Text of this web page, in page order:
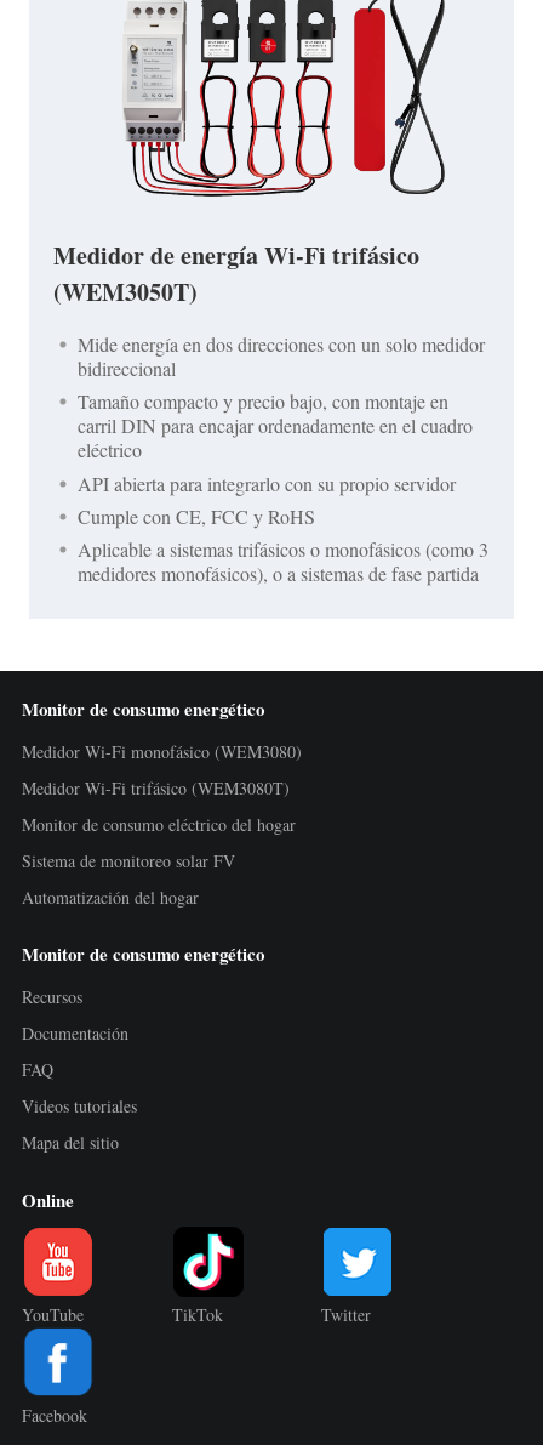
Medidor de energía Wi-Fi trifásico
(WEM3050T)
Mide energía en dos direcciones con un solo medidor
bidireccional
Tamaño compacto y precio bajo, con montaje en
carril DIN para encajar ordenadamente en el cuadro
eléctrico
API abierta para integrarlo con su propio servidor
Cumple con CE, FCC y RoHS
Aplicable a sistemas trifásicos o monofásicos (como 3
medidores monofásicos), o a sistemas de fase partida
Monitor de consumo energético
Medidor Wi-Fi monofásico (WEM3080)
Medidor Wi-Fi trifásico (WEM3080T)
Monitor de consumo eléctrico del hogar
Sistema de monitoreo solar FV
Automatización del hogar
Monitor de consumo energético
Recursos
Documentación
FAQ
Videos tutoriales
Mapa del sitio
Online
YouTube TikTok Twitter
Facebook